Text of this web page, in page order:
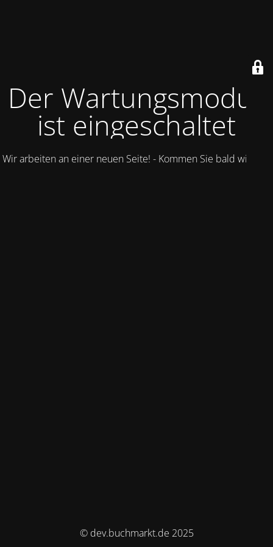
Der Wartungsmodus
ist eingeschaltet
Wir arbeiten an einer neuen Seite! - Kommen Sie bald wieder.
© dev.buchmarkt.de 2025